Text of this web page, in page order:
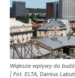
Większe wpływy do
| Fot. ELTA, Dainius